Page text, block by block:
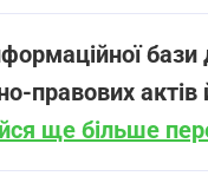
правових
ще більше